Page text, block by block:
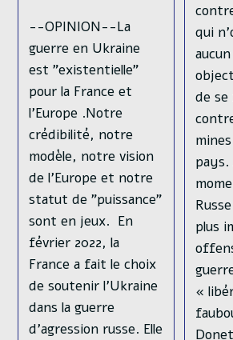
--OPINION--La
guerre en Ukraine
est "existentielle"
pour la France et
l'Europe .Notre
crédibilité, notre
modèle, notre vision
de l'Europe et notre
statut de "puissance"
sont en jeux. En
février 2022, la
France a fait le choix
de soutenir l'Ukraine
dans la guerre
d'agression russe. Elle
qui
de se
pays.
plus
«